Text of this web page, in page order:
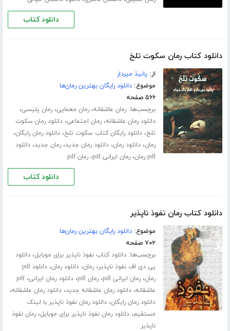
دانلود کتاب
دانلود کتاب رمان سکوت تلخ
از:پانیذ میردار
موضوع:دانلود رایگان بهترین رمان‌ها
۵۶۶ صفحه
برچسب‌ها:رمان عاشقانه،رمان معمایی،رمان پلیسی،
دانلود رمان عاشقانه،رمان اجتماعی،دانلود رمان سکوت
تلخ،دانلود رایگان کتاب سکوت تلخ،دانلود رمان رایگان،
رمان،دانلود رمان،دانلود رمان جدید،رمان جدید،دانلود
pdf رمان
،رمان ایرانی pdf ،رمان pdf
دانلود کتاب
دانلود کتاب رمان نفوذ ناپذیر
موضوع:دانلود رایگان بهترین رمان‌ها
۷۰۲ صفحه
برچسب‌ها:دانلود کتاب نفوذ ناپذیر برای موبایل،دانلود
پی دی اف نفوذ ناپذیر،رمان،دانلود رمان،
دانلود pdf
رمان،رمان ایرانی pdf ،رمان pdf ،دانلود رمان ایرانی،pdf
عاشقانه،دانلود رمان عاشقانه جدید،دانلود رمان عاشقانه،
دانلود رمان رایگان،دانلود رمان نفوذ ناپذیر با لینک
مستقیم،دانلود رمان نفوذ ناپذیر برای موبایل،رمان نفوذ
ناپذیر